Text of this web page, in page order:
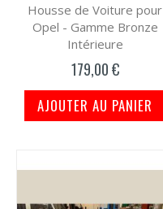
Housse de Voiture pour
Opel - Gamme Bronze
Intérieure
179,00 €
AJOUTER AU PANIER